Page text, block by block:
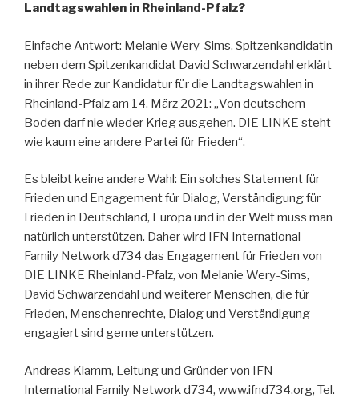
Landtagswahlen in Rheinland-Pfalz?
Einfache Antwort: Melanie Wery-Sims, Spitzenkandidatin
neben dem Spitzenkandidat David Schwarzendahl erklärt
in ihrer Rede zur Kandidatur für die Landtagswahlen in
Rheinland-Pfalz am 14. März 2021: „Von deutschem
Boden darf nie wieder Krieg ausgehen. DIE LINKE steht
wie kaum eine andere Partei für Frieden“.
Es bleibt keine andere Wahl: Ein solches Statement für
Frieden und Engagement für Dialog, Verständigung für
Frieden in Deutschland, Europa und in der Welt muss man
natürlich unterstützen. Daher wird IFN International
Family Network d734 das Engagement für Frieden von
DIE LINKE Rheinland-Pfalz, von Melanie Wery-Sims,
David Schwarzendahl und weiterer Menschen, die für
Frieden, Menschenrechte, Dialog und Verständigung
engagiert sind gerne unterstützen.
Andreas Klamm, Leitung und Gründer von IFN
International Family Network d734, www.ifnd734.org, Tel.